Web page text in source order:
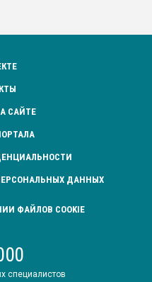
САЙТЕ
ДАННЫХ
ФАЙЛОВ COOKIE
специалистов